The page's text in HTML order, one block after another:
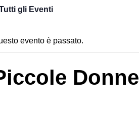
gli Eventi
evento è passato.
Donne